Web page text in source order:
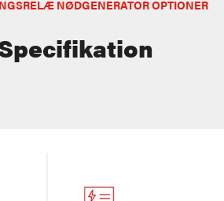
NØDGENERATOR OPTIONER